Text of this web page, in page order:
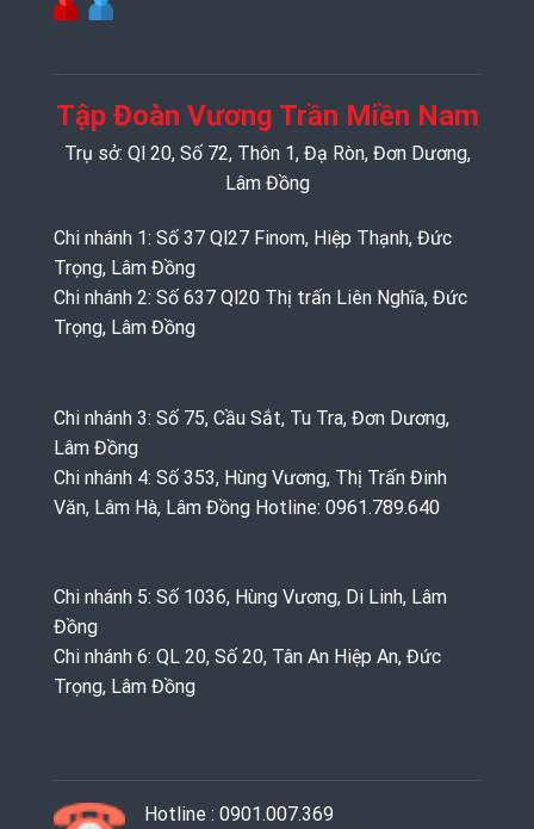
Tập Đoàn Vương Trần Miền Nam
Trụ sở: Ql 20, Số 72, Thôn 1, Đạ Ròn, Đơn Dương,
Lâm Đồng
Chi nhánh 1: Số 37 Ql27 Finom, Hiệp Thạnh, Đức
Trọng, Lâm Đồng
Chi nhánh 2: Số 637 Ql20 Thị trấn Liên Nghĩa, Đức
Trọng, Lâm Đồng
Chi nhánh 3: Số 75, Cầu Sắt, Tu Tra, Đơn Dương,
Lâm Đồng
Chi nhánh 4: Số 353, Hùng Vương, Thị Trấn Đinh
Văn, Lâm Hà, Lâm Đồng Hotline: 0961.789.640
Chi nhánh 5: Số 1036, Hùng Vương, Di Linh, Lâm
Đồng
Chi nhánh 6: QL 20, Số 20, Tân An Hiệp An, Đức
Trọng, Lâm Đồng
Hotline : 0901.007.369